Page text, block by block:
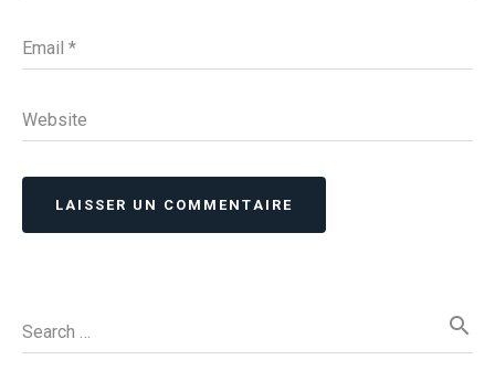
Email *
Website
LAISSER UN COMMENTAIRE
Search … search